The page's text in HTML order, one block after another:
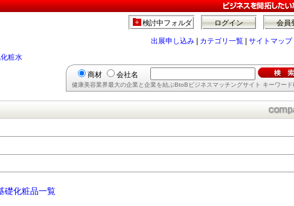
会員
ログイン
検討中フォルダ
出展申し込み カテゴリ一覧 サイトマップ|
粧水
商材 会社名
健康美容業界最大の企業と企業を結ぶBtoBビジネスマッチングサイト キーワード
礎化粧品一覧